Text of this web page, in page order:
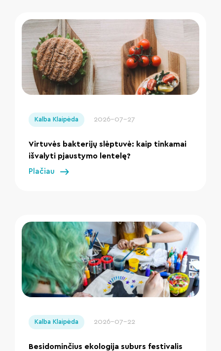
Kalba Klaipėda 2026-07-27
Virtuvės bakterijų slėptuvė: kaip tinkamai
išvalyti pjaustymo lentelę?
Plačiau
Kalba Klaipėda 2026-07-22
Besidominčius ekologija suburs festivalis